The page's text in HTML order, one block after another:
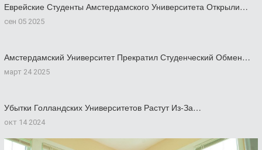
Еврейские Студенты Амстердамского Университета Открыли…
сен 05 2025
Амстердамский Университет Прекратил Студенческий Обмен…
март 24 2025
Убытки Голландских Университетов Растут Из-За…
окт 14 2024